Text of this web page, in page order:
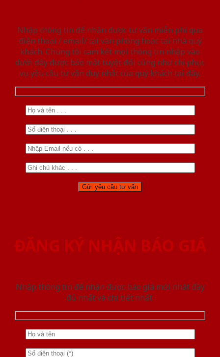
Nhập thông tin để nhận được tư vấn miễn phí qua
điện thoại / email/ tại văn phòng hoặc tại nhà quý
khách. Chúng tôi cam kết mọi thông tin nhập vào
dưới đây được bảo mật tuyệt đối cũng như chỉ phục
vụ yêu cầu tư vấn duy nhất của quý khách tại đây.
ĐĂNG KÝ NHẬN BÁO GIÁ
Nhập thông tin để nhận được báo giá mới nhât đầy
đủ nhất và chi tiết nhất.